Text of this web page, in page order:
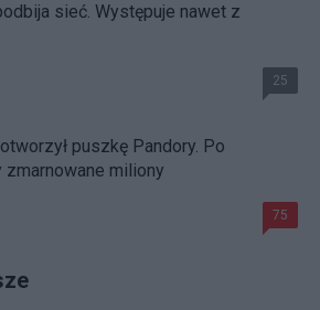
sieć. Występuje nawet z
25
puszkę Pandory. Po
zmarnowane miliony
75